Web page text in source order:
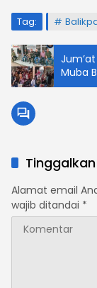
Tag:
Jum’at
Muba
Alamat email
wajib ditandai *